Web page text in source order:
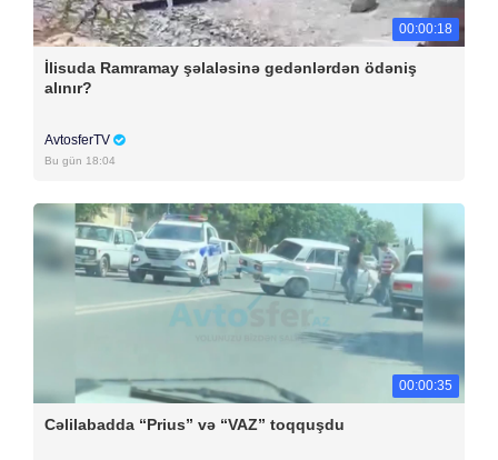
00:00:18
İlisuda Ramramay şəlaləsinə gedənlərdən ödəniş
alınır?
AvtosferTV
Bu gün 18:04
00:00:35
Cəlilabadda “Prius” və “VAZ” toqquşdu